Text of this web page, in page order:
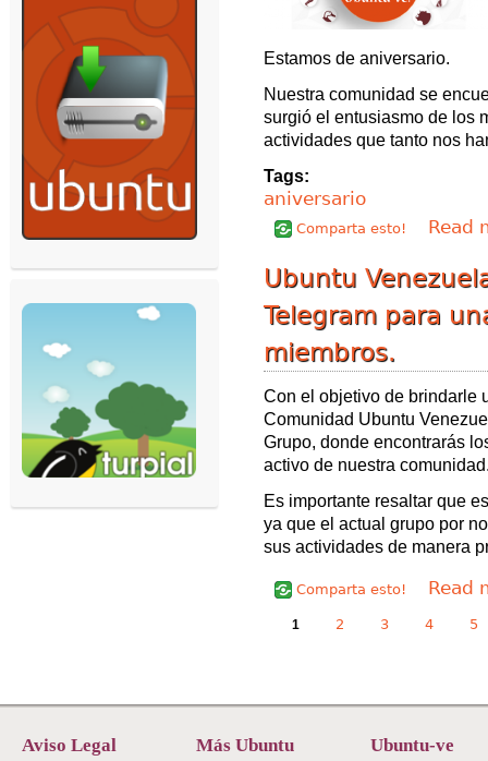
Estamos de aniversario.
Nuestra comunidad se
surgió el entusiasmo de los
actividades que tanto nos
Tags:
aniversario
Comparta esto! Read
Ubuntu
Telegram para
miembros.
Con el objetivo de brindarle
Comunidad Ubuntu
Grupo, donde encontrarás
activo de nuestra
Es importante resaltar que
ya que el actual grupo por
sus actividades de manera
Comparta esto!
Read
Páginas
1 2 3 4 5
Aviso Legal Más Ubuntu Ubuntu-ve